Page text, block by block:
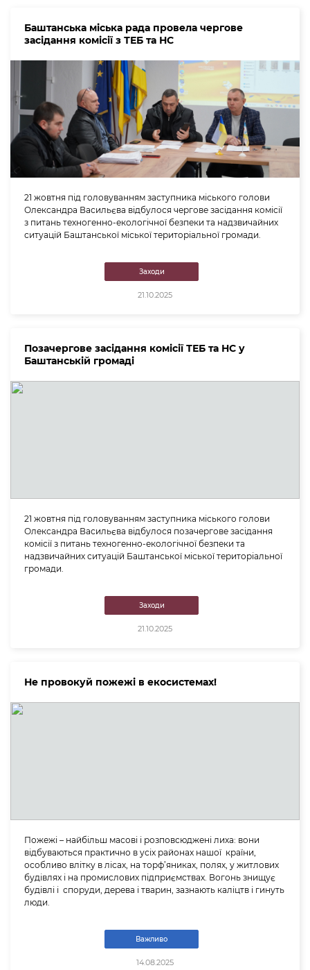
Баштанська міська рада провела чергове
засідання комісії з ТЕБ та НС
21 жовтня під головуванням заступника міського голови
Олександра Васильєва відбулося чергове засідання комісії
з питань техногенно-екологічної безпеки та надзвичайних
ситуацій Баштанської міської територіальної громади.
Заходи
21.10.2025
Позачергове засідання комісії ТЕБ та НС у
Баштанській громаді
21 жовтня під головуванням заступника міського голови
Олександра Васильєва відбулося позачергове засідання
комісії з питань техногенно-екологічної безпеки та
надзвичайних ситуацій Баштанської міської територіальної
громади.
Заходи
21.10.2025
Не провокуй пожежі в екосистемах!
Пожежі – найбільш масові і розповсюджені лиха: вони
відбуваються практично в усіх районах нашої країни,
особливо влітку в лісах, на торф’яниках, полях, у житлових
будівлях і на промислових підприємствах. Вогонь знищує
будівлі і споруди, дерева і тварин, зазнають каліцтв і гинуть
люди.
Важливо
14.08.2025